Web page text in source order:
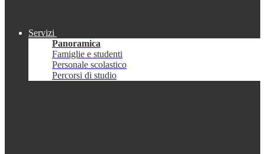
Servizi
Panoramica
Famiglie e studenti
Personale scolastico
Percorsi di studio